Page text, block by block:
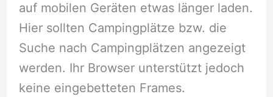
auf mobilen Geräten etwas länger laden.
Hier sollten Campingplätze bzw. die
Suche nach Campingplätzen angezeigt
werden. Ihr Browser unterstützt jedoch
keine eingebetteten Frames.